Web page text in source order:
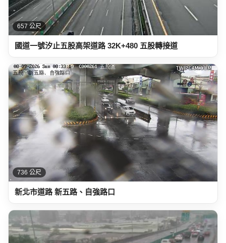
657 公尺
國道一號汐止五股高架道路 32K+480 五股轉接道
736 公尺
新北市道路 新五路、自強路口